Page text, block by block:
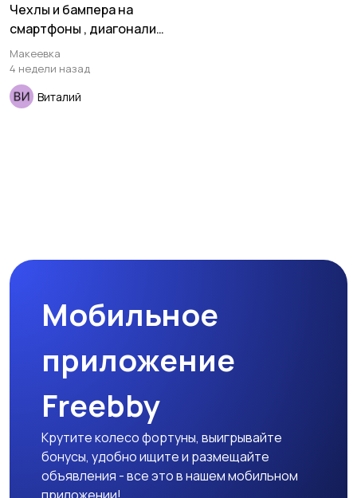
Чехлы и бампера на
смартфоны , диагонали
4,5-6,0 , новые ,
неликвиды .
Макеевка
4 недели назад
Виталий
Мобильное
приложение
Freebby
Крутите колесо фортуны, выигрывайте
бонусы, удобно ищите и размещайте
объявления - все это в нашем мобильном